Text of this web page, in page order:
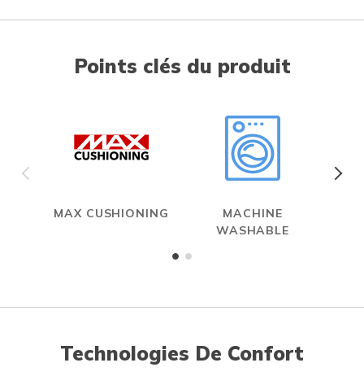
Points clés du produit
MAX CUSHIONING
MACHINE
WASHABLE
Technologies De Confort